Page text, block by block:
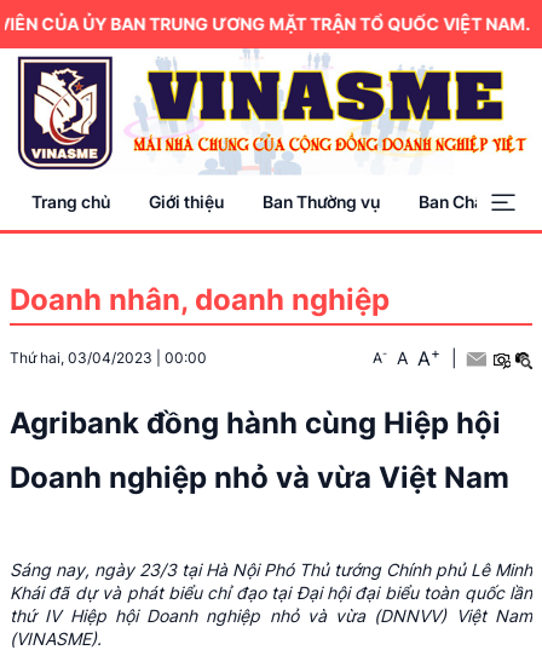
ỦY BAN TRUNG ƯƠNG MẶT TRẬN TỔ QUỐC VIỆT NAM.
Trang chủ Giới thiệu Ban Thường vụ Ban Chấp hành
Doanh nhân, doanh nghiệp
Thứ hai, 03/04/2023 00:00 A- A A+
Agribank đồng hành cùng Hiệp hội
Doanh nghiệp nhỏ và vừa Việt Nam
Sáng nay, ngày 23/3 tại Hà Nội Phó Thủ tướng Chính phủ Lê Minh
Khái đã dự và phát biểu chỉ đạo tại Đại hội đại biểu toàn quốc lần
thứ IV Hiệp hội Doanh nghiệp nhỏ và vừa (DNNVV) Việt Nam
(VINASME).